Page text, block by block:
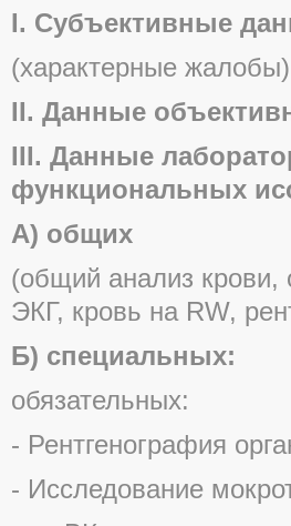
I. Субъективные
(характерные
II. Данные
III. Данные
функциональных
А) общих
(общий анализ крови,
ЭКГ, кровь на RW,
Б) специальных:
обязательных:
- Рентгенография
- Исследование